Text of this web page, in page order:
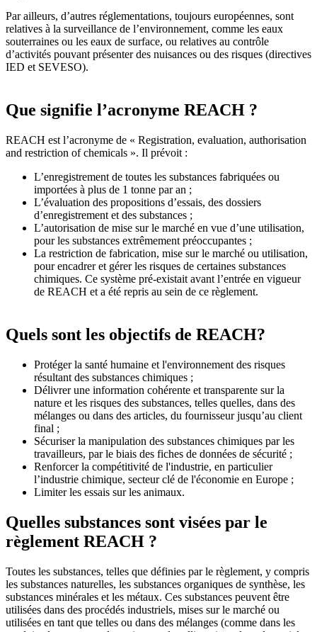
Par ailleurs, d’autres réglementations, toujours européennes, sont
relatives à la surveillance de l’environnement, comme les eaux
souterraines ou les eaux de surface, ou relatives au contrôle
d’activités pouvant présenter des nuisances ou des risques (directives
IED et SEVESO).
Que signifie l’acronyme REACH ?
REACH est l’acronyme de « Registration, evaluation, authorisation
and restriction of chemicals ». Il prévoit :
L’enregistrement de toutes les substances fabriquées ou
importées à plus de 1 tonne par an ;
L’évaluation des propositions d’essais, des dossiers
d’enregistrement et des substances ;
L’autorisation de mise sur le marché en vue d’une utilisation,
pour les substances extrêmement préoccupantes ;
La restriction de fabrication, mise sur le marché ou utilisation,
pour encadrer et gérer les risques de certaines substances
chimiques. Ce système pré-existait avant l’entrée en vigueur
de REACH et a été repris au sein de ce règlement.
Quels sont les objectifs de REACH?
Protéger la santé humaine et l'environnement des risques
résultant des substances chimiques ;
Délivrer une information cohérente et transparente sur la
nature et les risques des substances, telles quelles, dans des
mélanges ou dans des articles, du fournisseur jusqu’au client
final ;
Sécuriser la manipulation des substances chimiques par les
travailleurs, par le biais des fiches de données de sécurité ;
Renforcer la compétitivité de l'industrie, en particulier
l’industrie chimique, secteur clé de l'économie en Europe ;
Limiter les essais sur les animaux.
Quelles substances sont visées par le
règlement REACH ?
Toutes les substances, telles que définies par le règlement, y compris
les substances naturelles, les substances organiques de synthèse, les
substances minérales et les métaux. Ces substances peuvent être
utilisées dans des procédés industriels, mises sur le marché ou
utilisées en tant que telles ou dans des mélanges (comme dans les